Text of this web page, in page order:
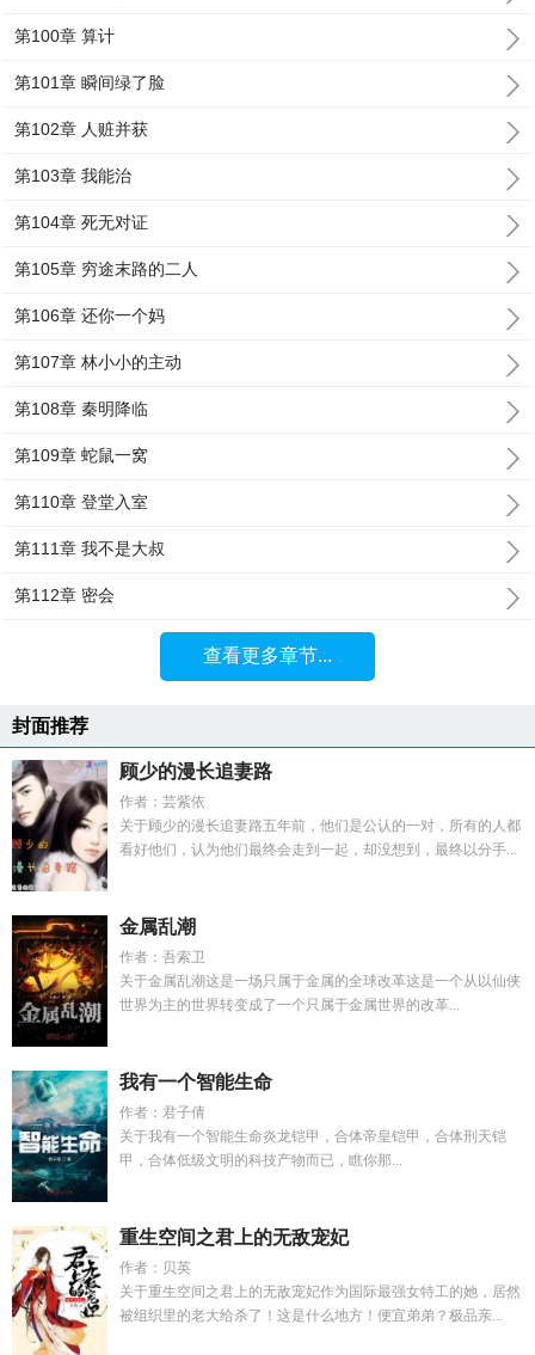
第100章 算计
第101章 瞬间绿了脸
第102章 人赃并获
第103章 我能治
第104章 死无对证
第105章 穷途末路的二人
第106章 还你一个妈
第107章 林小小的主动
第108章 秦明降临
第109章 蛇鼠一窝
第110章 登堂入室
第111章 我不是大叔
第112章 密会
查看更多章节...
封面推荐
顾少的漫长追妻路
作者：芸紫依
关于顾少的漫长追妻路五年前，他们是公认的一对，所有的人都
看好他们，认为他们最终会走到一起，却没想到，最终以分手...
金属乱潮
作者：吾索卫
关于金属乱潮这是一场只属于金属的全球改革这是一个从以仙侠
世界为主的世界转变成了一个只属于金属世界的改革...
我有一个智能生命
作者：君子倩
关于我有一个智能生命炎龙铠甲，合体帝皇铠甲，合体刑天铠
甲，合体低级文明的科技产物而已，瞧你那...
重生空间之君上的无敌宠妃
作者：贝英
关于重生空间之君上的无敌宠妃作为国际最强女特工的她，居然
被组织里的老大给杀了！这是什么地方！便宜弟弟？极品亲...